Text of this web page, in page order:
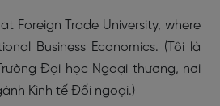
at Foreign Trade University, where
Business Economics. (Tôi là
Đại học Ngoại thương, nơi
Kinh tế Đối ngoại.)